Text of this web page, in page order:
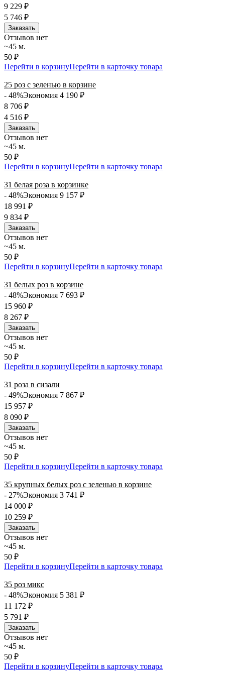
9 229 ₽
5 746 ₽
Заказать
Отзывов нет
~45 м.
50 ₽
Перейти в корзинуПерейти в карточку товара
25 роз с зеленью в корзине
- 48%Экономия 4 190 ₽
8 706 ₽
4 516 ₽
Заказать
Отзывов нет
~45 м.
50 ₽
Перейти в корзинуПерейти в карточку товара
31 белая роза в корзинке
- 48%Экономия 9 157 ₽
18 991 ₽
9 834 ₽
Заказать
Отзывов нет
~45 м.
50 ₽
Перейти в корзинуПерейти в карточку товара
31 белых роз в корзине
- 48%Экономия 7 693 ₽
15 960 ₽
8 267 ₽
Заказать
Отзывов нет
~45 м.
50 ₽
Перейти в корзинуПерейти в карточку товара
31 роза в сизали
- 49%Экономия 7 867 ₽
15 957 ₽
8 090 ₽
Заказать
Отзывов нет
~45 м.
50 ₽
Перейти в корзинуПерейти в карточку товара
35 крупных белых роз с зеленью в корзине
- 27%Экономия 3 741 ₽
14 000 ₽
10 259 ₽
Заказать
Отзывов нет
~45 м.
50 ₽
Перейти в корзинуПерейти в карточку товара
35 роз микс
- 48%Экономия 5 381 ₽
11 172 ₽
5 791 ₽
Заказать
Отзывов нет
~45 м.
50 ₽
Перейти в корзинуПерейти в карточку товара